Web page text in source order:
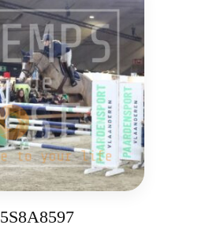
5S8A8597